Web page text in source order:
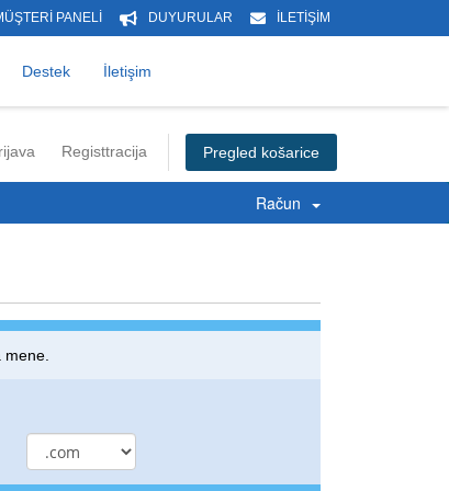
PANELİ DUYURULAR İLETİŞİM
Destek İletişim
Registtracija Pregled košarice
Račun